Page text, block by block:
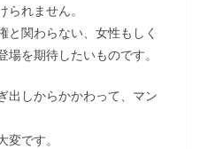
れません。
と関わらない、女性もしく
を期待したいものです。
出しからかかわって、マン
です。